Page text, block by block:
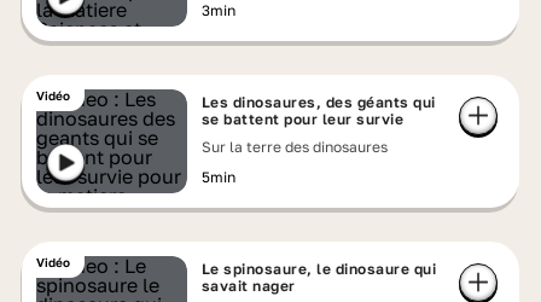
3min
Vidéo
Les dinosaures, des géants qui
se battent pour leur survie
Sur la terre des dinosaures
5min
Vidéo
Le spinosaure, le dinosaure qui
savait nager